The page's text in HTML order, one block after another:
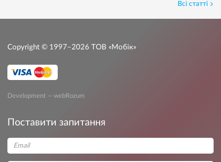
Всі статті
Copyright © 1997–2026 ТОВ «Мобік»
Development — webRozum
Поставити запитання